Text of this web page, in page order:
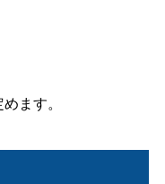
ます。